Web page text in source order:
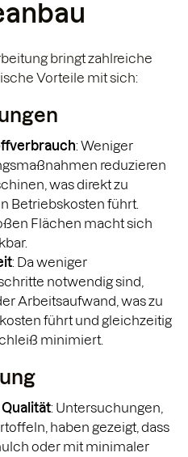
bringt zahlreiche
Vorteile mit sich:
: Weniger
reduzieren
was direkt zu
Betriebskosten führt.
Flächen macht sich
: Da weniger
notwendig sind,
Arbeitsaufwand, was zu
führt und gleichzeitig
minimiert.
: Untersuchungen,
haben gezeigt, dass
oder mit minimaler